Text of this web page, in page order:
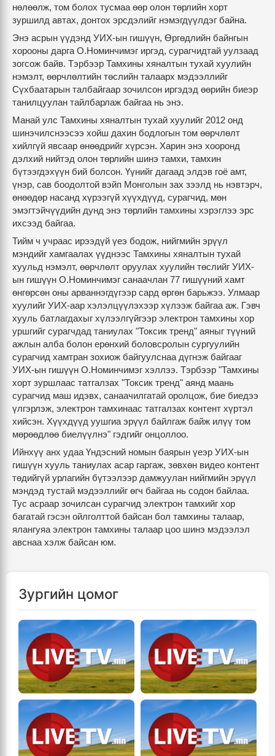
нөлөөлж, том болох тусмаа өөр олон төрлийн хорт
зуршилд автах, донтох эрсдэлийг нэмэгдүүлдэг байна.
Энэ асрын үүдэнд УИХ-ын гишүүн, Өргөдлийн байнгын
хорооны дарга О.Номинчимэг иргэд, сурагчидтай уулзаад
зогсож байв. Тэрбээр Тамхины хяналтын тухай хуулийн
нэмэлт, өөрчлөлтийн төслийн талаарх мэдээллийг
Сүхбаатарын талбайгаар зочилсон иргэдэд өөрийн биеэр
танилцуулан тайлбарлаж байгаа нь энэ.
Манай улс Тамхины хяналтын тухай хуулийг 2012 онд
шинэчилснээсээ хойш дахин бодлогын том өөрчлөлт
хийлгүй явсаар өнөөдрийг хүрсэн. Харин энэ хооронд
дэлхий нийтэд олон төрлийн шинэ тамхи, тамхин
бүтээгдэхүүн бий болсон. Үүнийг дагаад элдэв гоё амт,
үнэр, сав боодолтой вэйп Монголын зах зээлд нь нэвтэрч,
өнөөдөр насанд хүрээгүй хүүхдүүд, сурагчид, мөн
эмэгтэйчүүдийн дунд энэ төрлийн тамхины хэрэглээ эрс
ихсээд байгаа.
Тийм ч учраас ирээдүй үеэ бодож, нийгмийн эрүүл
мэндийг хамгаалах үүднээс Тамхины хяналтын тухай
хуульд нэмэлт, өөрчлөлт оруулах хуулийн төслийг УИХ-
ын гишүүн О.Номинчимэг санаачлан 77 гишүүний хамт
өнгөрсөн оны арваннэгдүгээр сард өргөн барьжээ. Улмаар
хуулийг УИХ-аар хэлэлцүүлэхээр хүлээж байгаа аж. Гэвч
хууль батлагдахыг хүлээлгүйгээр электрон тамхины хор
уршгийг сурагчдад таниулах "Токсик тренд" аяныг түүний
ажлын алба болон ерөнхий боловсролын сургуулийн
сурагчид хамтран зохиож байгуулснаа дүгнэж байгааг
УИХ-ын гишүүн О.Номинчимэг хэллээ. Тэрбээр "Тамхины
хорт зуршлаас татгалзах "Токсик тренд" аянд маань
сурагчид маш идэвх, санаачилгатай оролцож, бие биедээ
үлгэрлэж, электрон тамхинаас татгалзах контент хүртэл
хийсэн. Хүүхдүүд уушгиа эрүүл байлгаж байж илүү том
мөрөөдлөө биелүүлнэ" гэдгийг онцоллоо.
Ийнхүү анх удаа Үндэсний номын баярын үеэр УИХ-ын
гишүүн хууль таниулах асар гаргаж, зөвхөн видео контент
төдийгүй урлагийн бүтээлээр дамжуулан нийгмийн эрүүл
мэндэд тустай мэдээллийг өгч байгаа нь содон байлаа.
Тус асраар зочилсан сурагчид электрон тамхийг хор
багатай гэсэн ойлголттой байсан бол тамхины талаар,
ялангуяа электрон тамхины талаар цоо шинэ мэдээлэл
авснаа хэлж байсан юм.
Зургийн цомог